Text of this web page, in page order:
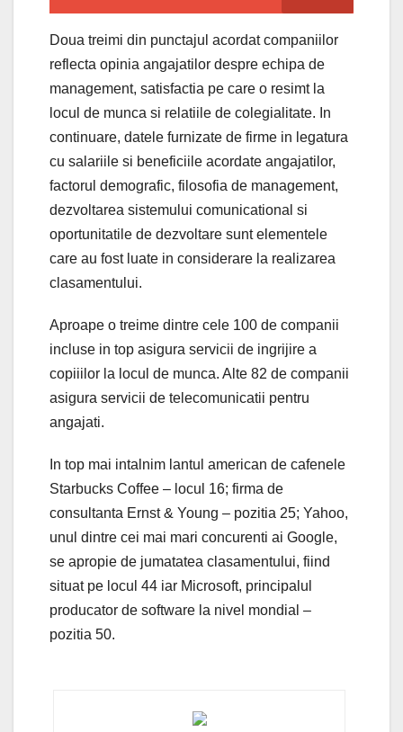
Doua treimi din punctajul acordat companiilor
reflecta opinia angajatilor despre echipa de
management, satisfactia pe care o resimt la
locul de munca si relatiile de colegialitate. In
continuare, datele furnizate de firme in legatura
cu salariile si beneficiile acordate angajatilor,
factorul demografic, filosofia de management,
dezvoltarea sistemului comunicational si
oportunitatile de dezvoltare sunt elementele
care au fost luate in considerare la realizarea
clasamentului.
Aproape o treime dintre cele 100 de companii
incluse in top asigura servicii de ingrijire a
copiiilor la locul de munca. Alte 82 de companii
asigura servicii de telecomunicatii pentru
angajati.
In top mai intalnim lantul american de cafenele
Starbucks Coffee – locul 16; firma de
consultanta Ernst & Young – pozitia 25; Yahoo,
unul dintre cei mai mari concurenti ai Google,
se apropie de jumatatea clasamentului, fiind
situat pe locul 44 iar Microsoft, principalul
producator de software la nivel mondial –
pozitia 50.